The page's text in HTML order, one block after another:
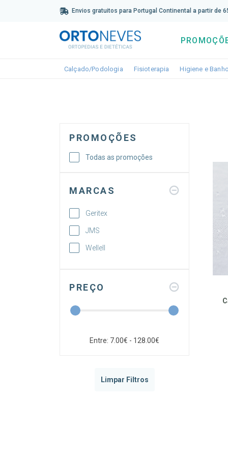
Envios gratuitos para Portugal Continental a partir de
Calçado/Podologia Toggle dropdown
Fisioterapia Toggle dropdown
Higiene e
PROMOÇÕES
Todas as promoções
MARCAS
Geritex
JMS
Wellell
PREÇO
Entre: 7.00€ - 128.00€
Limpar Filtros